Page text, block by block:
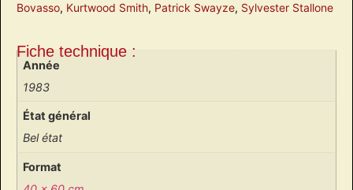
Bovasso, Kurtwood Smith, Patrick Swayze, Sylvester Stallone
Fiche technique :
Année
1983
État général
Bel état
Format